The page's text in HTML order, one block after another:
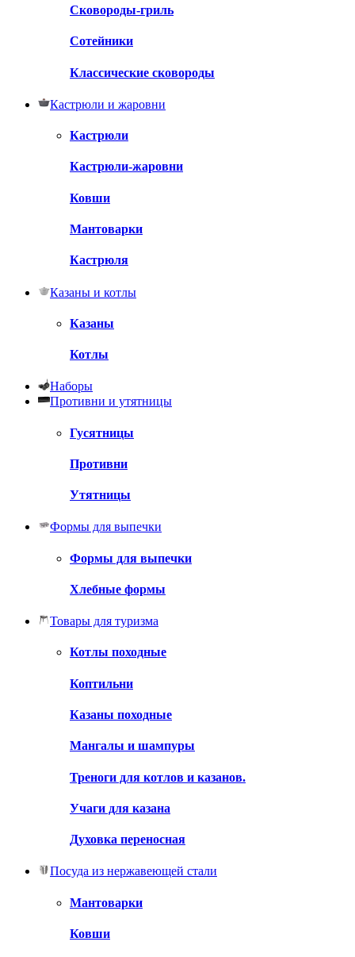
Сковороды-гриль
Сотейники
Классические сковороды
Кастрюли и жаровни
Кастрюли
Кастрюли-жаровни
Ковши
Мантоварки
Кастрюля
Казаны и котлы
Казаны
Котлы
Наборы
Противни и утятницы
Гусятницы
Противни
Утятницы
Формы для выпечки
Формы для выпечки
Хлебные формы
Товары для туризма
Котлы походные
Коптильни
Казаны походные
Мангалы и шампуры
Треноги для котлов и казанов.
Учаги для казана
Духовка переносная
Посуда из нержавеющей стали
Мантоварки
Ковши